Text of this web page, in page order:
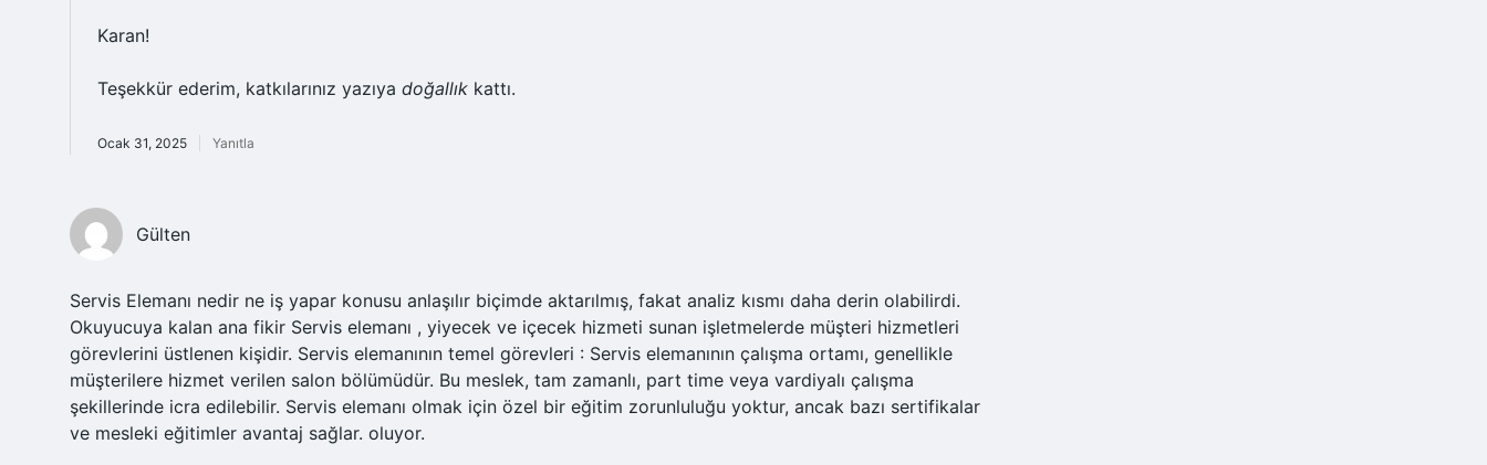
Karan!
Teşekkür ederim, katkılarınız yazıya doğallık kattı.
Ocak 31, 2025 Yanıtla
Gülten
Servis Elemanı nedir ne iş yapar konusu anlaşılır biçimde aktarılmış, fakat analiz kısmı daha derin olabilirdi.
Okuyucuya kalan ana fikir Servis elemanı , yiyecek ve içecek hizmeti sunan işletmelerde müşteri hizmetleri
görevlerini üstlenen kişidir. Servis elemanının temel görevleri : Servis elemanının çalışma ortamı, genellikle
müşterilere hizmet verilen salon bölümüdür. Bu meslek, tam zamanlı, part time veya vardiyalı çalışma
şekillerinde icra edilebilir. Servis elemanı olmak için özel bir eğitim zorunluluğu yoktur, ancak bazı sertifikalar
ve mesleki eğitimler avantaj sağlar. oluyor.